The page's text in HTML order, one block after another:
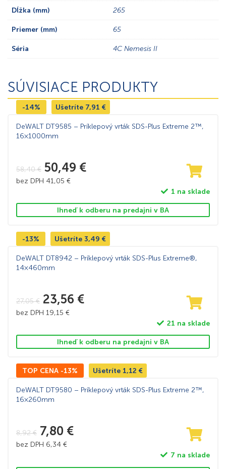
Dĺžka (mm) 265
Priemer (mm) 65
Séria 4C Nemesis II
SÚVISIACE PRODUKTY
-14% Ušetríte 7,91 €
DeWALT DT9585 – Príklepový vrták SDS-Plus Extreme 2™,
16×1000mm
58,40€ 50,49 €
bez DPH 41,05 €
1 na sklade
Ihneď k odberu na predajni v BA
-13% Ušetríte 3,49 €
DeWALT DT8942 – Príklepový vrták SDS-Plus Extreme®,
14×460mm
27,05€ 23,56 €
bez DPH 19,15 €
21 na sklade
Ihneď k odberu na predajni v BA
TOP CENA -13% Ušetríte 1,12 €
DeWALT DT9580 – Príklepový vrták SDS-Plus Extreme 2™,
16×260mm
8,92€ 7,80 €
bez DPH 6,34 €
7 na sklade